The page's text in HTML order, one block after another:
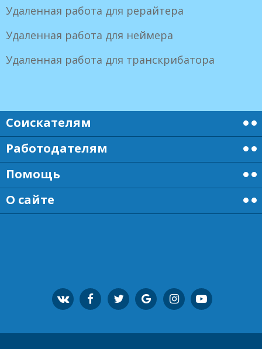
Удаленная работа для рерайтера
Удаленная работа для неймера
Удаленная работа для транскрибатора
Соискателям
Работодателям
Помощь
О сайте